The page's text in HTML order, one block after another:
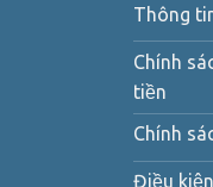
Thông
Chính
tiền
Chính
Điều